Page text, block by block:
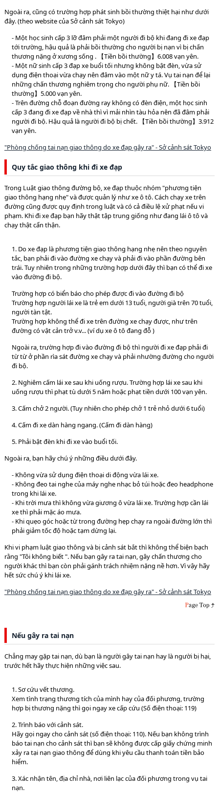
Ngoài ra, cũng có trường hợp phát sinh bồi thường thiệt hại như dưới
đây. (theo website của Sở cảnh sát Tokyo)
- Một học sinh cấp 3 lỡ đâm phải một người đi bộ khi đang đi xe đạp
tới trường, hậu quả là phải bồi thường cho người bị nạn vì bị chấn
thương nặng ở xương sống . 【Tiền bồi thường】6.008 vạn yên.
- Một nữ sinh cấp 3 đạp xe buổi tối nhưng không bật đèn, vừa sử
dụng điện thoại vừa chạy nên đâm vào một nữ y tá. Vụ tai nạn để lại
những chấn thương nghiêm trọng cho người phụ nữ. 【Tiền bồi
thường】5.000 vạn yên.
- Trên đường chỗ đoạn đường ray không có đèn điện, một học sinh
cấp 3 đang đi xe đạp về nhà thì vì mải nhìn tàu hỏa nên đã đâm phải
người đi bộ. Hậu quả là người đi bộ bị chết. 【Tiền bồi thường】3.912
vạn yên.
"Phòng chống tai nạn giao thông do xe đạp gây ra" - Sở cảnh sát Tokyo
Quy tắc giao thông khi đi xe đạp
Trong Luật giao thông đường bộ, xe đạp thuộc nhóm "phương tiện
giao thông hạng nhẹ" và được quản lý như xe ô tô. Cách chạy xe trên
đường cũng được quy định trong luật và có cả điều lệ xử phạt nếu vi
phạm. Khi đi xe đạp bạn hãy thật tập trung giống như đang lái ô tô và
chạy thật cẩn thận.
1. Do xe đạp là phương tiện giao thông hạng nhẹ nên theo nguyên
tắc, bạn phải đi vào đường xe chạy và phải đi vào phần đường bên
trái. Tuy nhiên trong những trường hợp dưới đây thì bạn có thể đi xe
vào đường đi bộ.
Trường hợp có biển báo cho phép được đi vào đường đi bộ
Trường hợp người lái xe là trẻ em dưới 13 tuổi, người già trên 70 tuổi,
người tàn tật.
Trường hợp không thể đi xe trên đường xe chạy được, như trên
đường có vật cản trở v.v... (ví dụ xe ô tô đang đỗ )
Ngoài ra, trường hợp đi vào đường đi bộ thì người đi xe đạp phải đi
từ từ ở phần rìa sát đường xe chạy và phải nhường đường cho người
đi bộ.
2. Nghiêm cấm lái xe sau khi uống rượu. Trường hợp lái xe sau khi
uống rượu thì phạt tù dưới 5 năm hoặc phạt tiền dưới 100 vạn yên.
3. Cấm chở 2 người. (Tuy nhiên cho phép chở 1 trẻ nhỏ dưới 6 tuổi)
4. Cấm đi xe dàn hàng ngang. (Cấm đi dàn hàng)
5. Phải bật đèn khi đi xe vào buổi tối.
Ngoài ra, bạn hãy chú ý những điều dưới đây.
- Không vừa sử dụng điện thoại di động vừa lái xe.
- Không đeo tai nghe của máy nghe nhạc bỏ túi hoặc đeo headphone
trong khi lái xe.
- Khi trời mưa thì không vừa giương ô vừa lái xe. Trường hợp cần lái
xe thì phải mặc áo mưa.
- Khi quẹo góc hoặc từ trong đường hẹp chạy ra ngoài đường lớn thì
phải giảm tốc độ hoặc tạm dừng lại.
Khi vi phạm luật giao thông và bị cảnh sát bắt thì không thể biện bạch
rằng "Tôi không biết ". Nếu bạn gây ra tai nạn, gây chấn thương cho
người khác thì bạn còn phải gánh trách nhiệm nặng nề hơn. Vì vậy hãy
hết sức chú ý khi lái xe.
"Phòng chống tai nạn giao thông do xe đạp gây ra" - Sở cảnh sát Tokyo
Nếu gây ra tai nạn
Chẳng may gặp tai nạn, dù bạn là người gây tai nạn hay là người bị hại,
trước hết hãy thực hiện những việc sau.
1. Sơ cứu vết thương.
Xem tình trạng thương tích của mình hay của đối phương, trường
hợp bị thương nặng thì gọi ngay xe cấp cứu (Số điện thoại: 119)
2. Trình báo với cảnh sát.
Hãy gọi ngay cho cảnh sát (số điện thoại: 110). Nếu bạn không trình
báo tai nạn cho cảnh sát thì bạn sẽ không được cấp giấy chứng minh
xảy ra tại nạn giao thông để dùng khi yêu cầu thanh toán tiền bảo
hiểm.
3. Xác nhận tên, địa chỉ nhà, nơi liên lạc của đối phương trong vụ tai
nạn.